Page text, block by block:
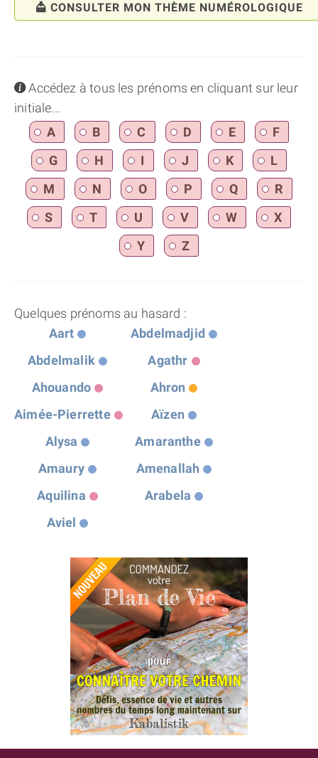
CONSULTER MON THÈME NUMÉROLOGIQUE
infoAccédez à tous les prénoms en cliquant sur leur
initiale...
A
B C D E
F
G
H I J K
L
M
N O P Q
R
S
T U V W
X
Y
Z
Quelques prénoms au hasard :
Aart
Abdelmadjid
Abdelmalik
Agathr
Ahouando
Ahron
Aimée-Pierrette
Aïzen
Alysa
Amaranthe
Amaury
Amenallah
Aquilina
Arabela
Aviel